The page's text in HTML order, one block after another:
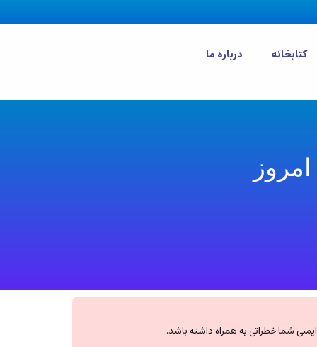
کتابخانه درباره ما
شما خطراتی به همراه داشته باشد.